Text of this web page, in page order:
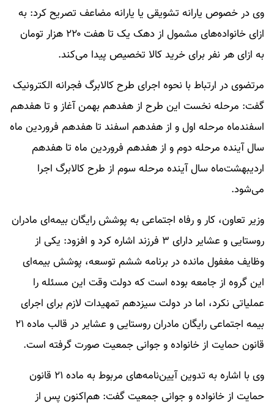
وی در خصوص یارانه تشویقی یا یارانه مضاعف تصریح کرد: به
ازای خانواده‌های مشمول از دهک یک تا هفت ۲۲۰ هزار تومان
به ازای هر نفر برای خرید کالا تخصیص پیدا می‌کند.
مرتضوی در ارتباط با نحوه اجرای طرح کالابرگ فجرانه الکترونیک
گفت: مرحله نخست این طرح از هفدهم بهمن آغاز و تا هفدهم
اسفندماه مرحله اول و از هفدهم اسفند تا هفدهم فروردین ماه
سال آینده مرحله دوم و از هفدهم فروردین ماه تا هفدهم
اردیبهشت‌ماه سال آینده مرحله سوم از طرح کالابرگ اجرا
می‌شود.
وزیر تعاون، کار و رفاه اجتماعی به پوشش رایگان بیمه‌ای مادران
روستایی و عشایر دارای ۳ فرزند اشاره کرد و افزود: یکی از
وظایف مغفول مانده در برنامه ششم توسعه، پوشش بیمه‌ای
این گروه از جامعه بوده است که دولت وقت این مسئله را
عملیاتی نکرد، اما در دولت سیزدهم تمهیدات لازم برای اجرای
بیمه اجتماعی رایگان مادران روستایی و عشایر در قالب ماده ۲۱
قانون حمایت از خانواده و جوانی جمعیت صورت گرفته است.
وی با اشاره به تدوین آیین‌نامه‌های مربوط به ماده ۲۱ قانون
حمایت از خانواده و جوانی جمعیت گفت: هم‌اکنون پس از